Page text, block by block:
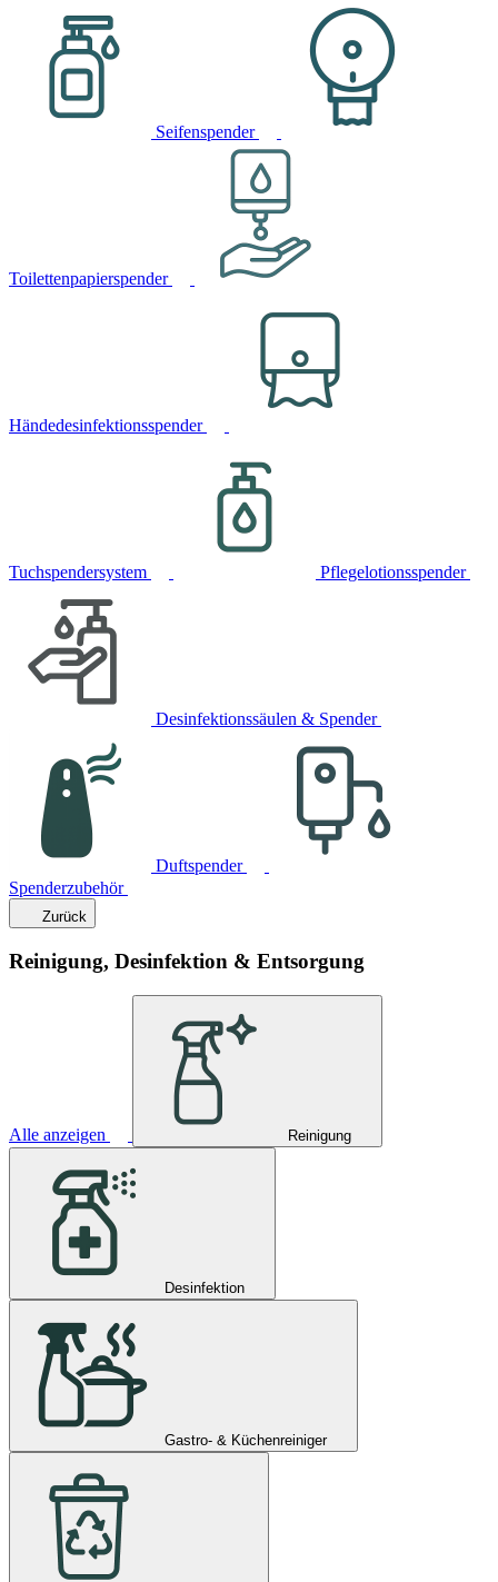
Seifenspender
Toilettenpapierspender
Händedesinfektionsspender
Tuchspendersystem Pflegelotionsspender
Desinfektionssäulen & Spender
Duftspender
Spenderzubehör
Zurück
Reinigung, Desinfektion & Entsorgung
Alle anzeigen Reinigung
Desinfektion
Gastro- & Küchenreiniger